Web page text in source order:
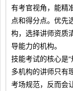
有考官视角，能精
点和得分点。优先
构，选择讲师资质
导能力的机构。
技能考试的核心是
多机构的讲师只有
考场规范，反而会